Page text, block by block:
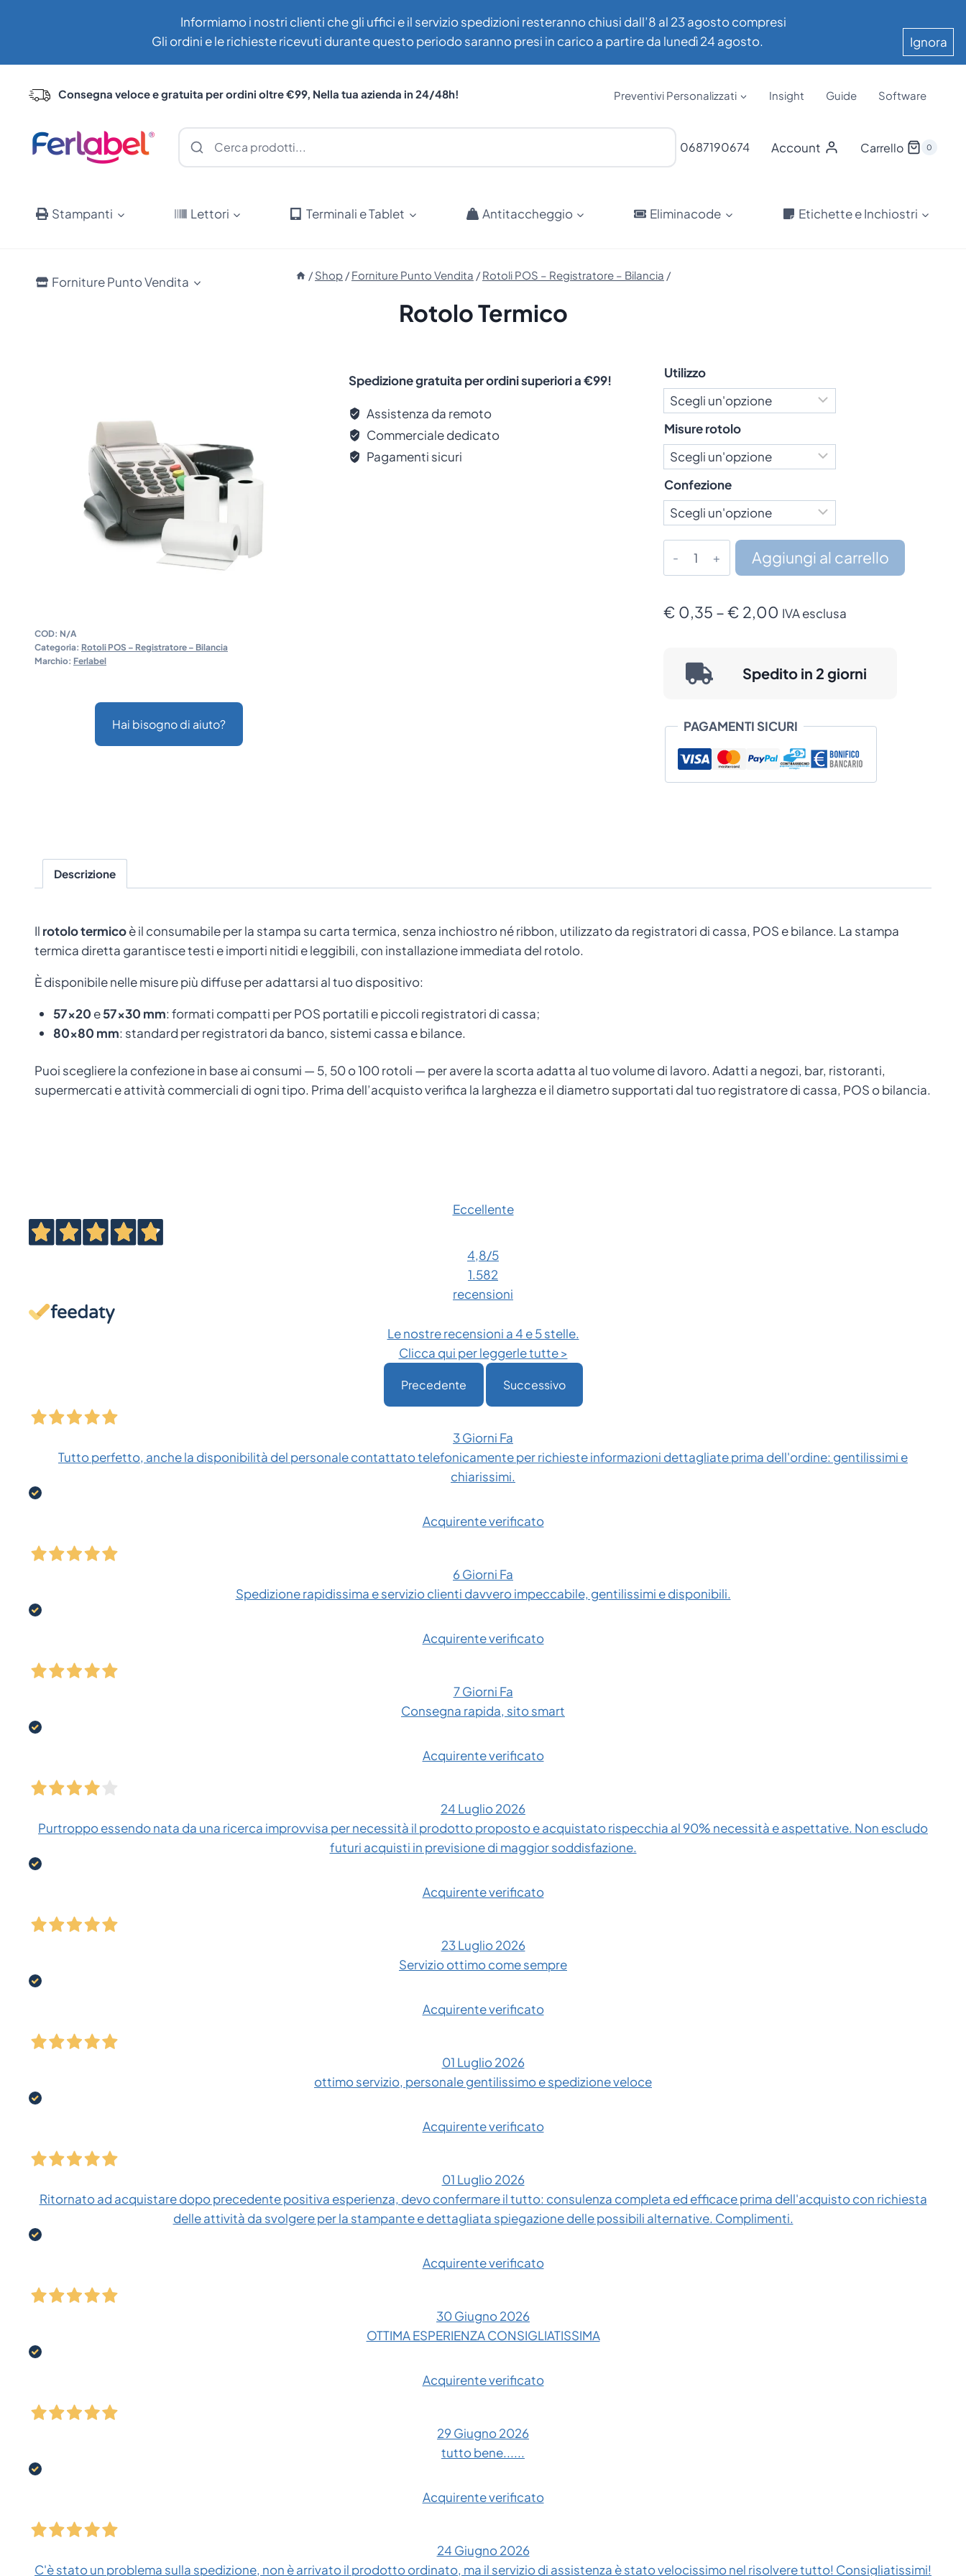
Informiamo i nostri clienti che gli uffici e il servizio spedizioni resteranno chiusi dall’8 al 23 agosto compresi
Gli ordini e le richieste ricevuti durante questo periodo saranno presi in carico a partire da lunedì 24 agosto.
Ignora
Consegna veloce e gratuita per ordini oltre €99, Nella tua azienda in 24/48h! Preventivi Personalizzati Insight Guide Software
0687190674 Account Carrello 0
Stampanti Lettori Terminali e Tablet Antitaccheggio Eliminacode Etichette e Inchiostri
Forniture Punto Vendita / Shop / Forniture Punto Vendita / Rotoli POS – Registratore – Bilancia /
Rotolo Termico
COD: N/A
Categoria: Rotoli POS – Registratore – Bilancia
Marchio: Ferlabel
Hai bisogno di aiuto?
Spedizione gratuita per ordini superiori a €99!
Assistenza da remoto
Commerciale dedicato
Pagamenti sicuri
Utilizzo
Misure rotolo
Confezione
Aggiungi al carrello
€ 0,35 –€ 2,00 Fascia
da
a
€ 2,00
IVA esclusa
Spedito in 2 giorni
PAGAMENTI SICURI
Descrizione
Il rotolo termicoè il consumabile per la stampa su carta termica, senza inchiostro né ribbon, utilizzato da registratori di cassa, POS e bilance. La stampa
termica diretta garantisce testi e importi nitidi e leggibili, con installazione immediata del rotolo.
È disponibile nelle misure più diffuse per adattarsi al tuo dispositivo:
57×20 e57×30 mm: formati compatti per POS portatili e piccoli registratori di cassa;
80×80 mm: standard per registratori da banco, sistemi cassa e bilance.
Puoi scegliere la confezione in base ai consumi — 5, 50 o 100 rotoli — per avere la scorta adatta al tuo volume di lavoro. Adatti a negozi, bar, ristoranti,
supermercati e attività commerciali di ogni tipo. Prima dell’acquisto verifica la larghezza e il diametro supportati dal tuo registratore di cassa, POS o bilancia.
Eccellente
4,8/5
1.582
recensioni
Le nostre recensioni a 4 e 5 stelle.
Clicca qui per leggerle tutte >
Precedente Successivo
3 Giorni Fa
Tutto perfetto, anche la disponibilità del personale contattato telefonicamente per richieste informazioni dettagliate prima dell'ordine: gentilissimi e
chiarissimi.
Acquirente verificato
6 Giorni Fa
Spedizione rapidissima e servizio clienti davvero impeccabile, gentilissimi e disponibili.
Acquirente verificato
7 Giorni Fa
Consegna rapida, sito smart
Acquirente verificato
24 Luglio 2026
Purtroppo essendo nata da una ricerca improvvisa per necessità il prodotto proposto e acquistato rispecchia al 90% necessità e aspettative. Non escludo
futuri acquisti in previsione di maggior soddisfazione.
Acquirente verificato
23 Luglio 2026
Servizio ottimo come sempre
Acquirente verificato
01 Luglio 2026
ottimo servizio, personale gentilissimo e spedizione veloce
Acquirente verificato
01 Luglio 2026
Ritornato ad acquistare dopo precedente positiva esperienza, devo confermare il tutto: consulenza completa ed efficace prima dell'acquisto con richiesta
delle attività da svolgere per la stampante e dettagliata spiegazione delle possibili alternative. Complimenti.
Acquirente verificato
30 Giugno 2026
OTTIMA ESPERIENZA CONSIGLIATISSIMA
Acquirente verificato
29 Giugno 2026
tutto bene......
Acquirente verificato
24 Giugno 2026
C'è stato un problema sulla spedizione, non è arrivato il prodotto ordinato, ma il servizio di assistenza è stato velocissimo nel risolvere tutto! Consigliatissimi!